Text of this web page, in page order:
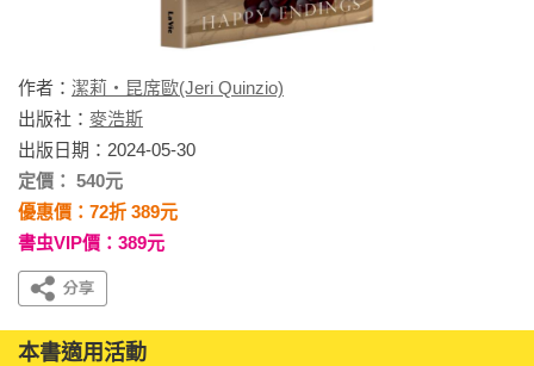
作者： 潔莉・昆席歐(Jeri Quinzio)
出版社： 麥浩斯
出版日期：2024-05-30
定價： 540元
優惠價：72折 389元
書虫VIP價：389元
本書適用活動